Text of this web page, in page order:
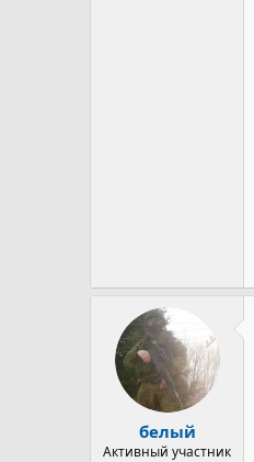
белый
Активный участник